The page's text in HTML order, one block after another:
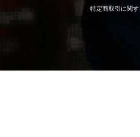
特定商取引に関